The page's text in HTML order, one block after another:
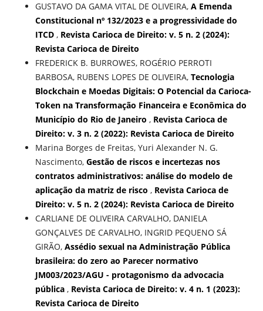
GUSTAVO DA GAMA VITAL DE OLIVEIRA, A Emenda
Constitucional nº 132/2023 e a progressividade do
ITCD , Revista Carioca de Direito: v. 5 n. 2 (2024):
Revista Carioca de Direito
FREDERICK B. BURROWES, ROGÉRIO PERROTI
BARBOSA, RUBENS LOPES DE OLIVEIRA, Tecnologia
Blockchain e Moedas Digitais: O Potencial da Carioca-
Token na Transformação Financeira e Econômica do
Município do Rio de Janeiro , Revista Carioca de
Direito: v. 3 n. 2 (2022): Revista Carioca de Direito
Marina Borges de Freitas, Yuri Alexander N. G.
Nascimento, Gestão de riscos e incertezas nos
contratos administrativos: análise do modelo de
aplicação da matriz de risco , Revista Carioca de
Direito: v. 5 n. 2 (2024): Revista Carioca de Direito
CARLIANE DE OLIVEIRA CARVALHO, DANIELA
GONÇALVES DE CARVALHO, INGRID PEQUENO SÁ
GIRÃO, Assédio sexual na Administração Pública
brasileira: do zero ao Parecer normativo
JM003/2023/AGU - protagonismo da advocacia
pública , Revista Carioca de Direito: v. 4 n. 1 (2023):
Revista Carioca de Direito